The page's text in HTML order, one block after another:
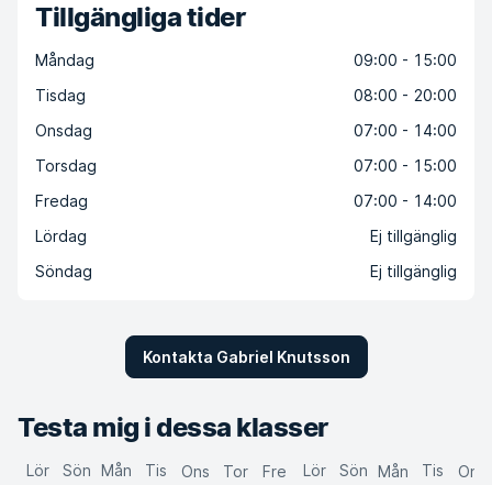
Tillgängliga tider
Måndag
09:00 - 15:00
Tisdag
08:00 - 20:00
Onsdag
07:00 - 14:00
Torsdag
07:00 - 15:00
Fredag
07:00 - 14:00
Lördag
Ej tillgänglig
Söndag
Ej tillgänglig
Kontakta Gabriel Knutsson
Testa mig i dessa klasser
Lör Sön Mån Tis Ons Tor Fre Lör Sön Mån Tis Ons